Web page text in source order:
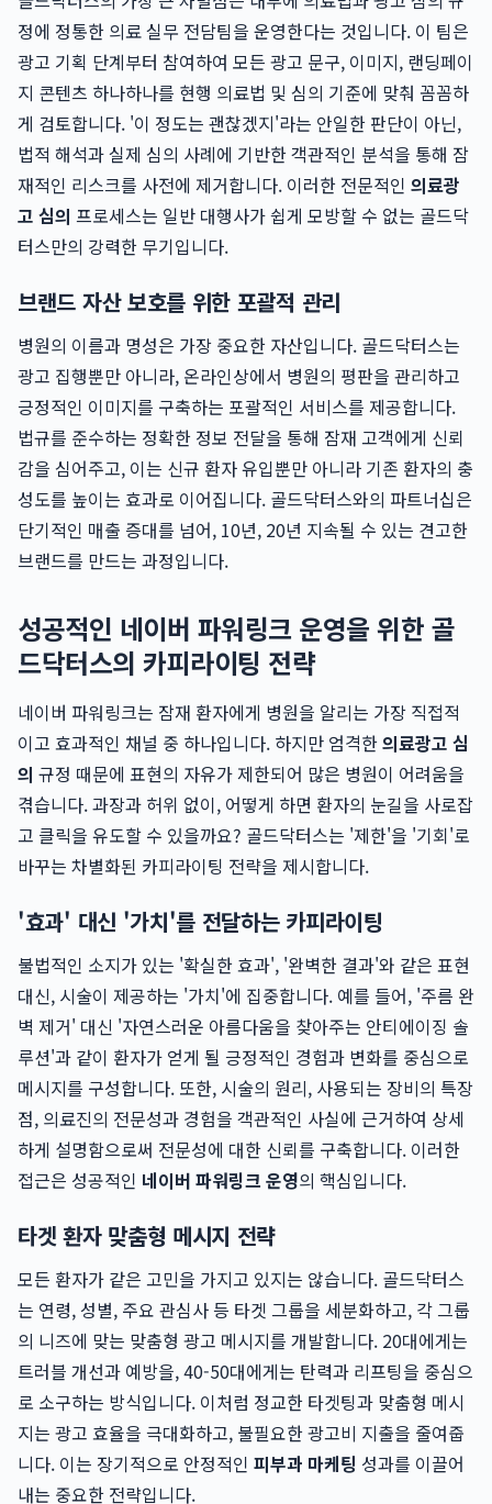
정에 정통한 의료 실무 전담팀을 운영한다는 것입니다. 이 팀은
광고 기획 단계부터 참여하여 모든 광고 문구, 이미지, 랜딩페이
지 콘텐츠 하나하나를 현행 의료법 및 심의 기준에 맞춰 꼼꼼하
게 검토합니다. '이 정도는 괜찮겠지'라는 안일한 판단이 아닌,
법적 해석과 실제 심의 사례에 기반한 객관적인 분석을 통해 잠
재적인 리스크를 사전에 제거합니다. 이러한 전문적인 의료광
고 심의 프로세스는 일반 대행사가 쉽게 모방할 수 없는 골드닥
터스만의 강력한 무기입니다.
브랜드 자산 보호를 위한 포괄적 관리
병원의 이름과 명성은 가장 중요한 자산입니다. 골드닥터스는
광고 집행뿐만 아니라, 온라인상에서 병원의 평판을 관리하고
긍정적인 이미지를 구축하는 포괄적인 서비스를 제공합니다.
법규를 준수하는 정확한 정보 전달을 통해 잠재 고객에게 신뢰
감을 심어주고, 이는 신규 환자 유입뿐만 아니라 기존 환자의 충
성도를 높이는 효과로 이어집니다. 골드닥터스와의 파트너십은
단기적인 매출 증대를 넘어, 10년, 20년 지속될 수 있는 견고한
브랜드를 만드는 과정입니다.
성공적인 네이버 파워링크 운영을 위한 골
드닥터스의 카피라이팅 전략
네이버 파워링크는 잠재 환자에게 병원을 알리는 가장 직접적
이고 효과적인 채널 중 하나입니다. 하지만 엄격한의료광고 심
의 규정 때문에 표현의 자유가 제한되어 많은 병원이 어려움을
겪습니다. 과장과 허위 없이, 어떻게 하면 환자의 눈길을 사로잡
고 클릭을 유도할 수 있을까요? 골드닥터스는 '제한'을 '기회'로
바꾸는 차별화된 카피라이팅 전략을 제시합니다.
'효과' 대신 '가치'를 전달하는 카피라이팅
불법적인 소지가 있는 '확실한 효과', '완벽한 결과'와 같은 표현
대신, 시술이 제공하는 '가치'에 집중합니다. 예를 들어, '주름 완
벽 제거' 대신 '자연스러운 아름다움을 찾아주는 안티에이징 솔
루션'과 같이 환자가 얻게 될 긍정적인 경험과 변화를 중심으로
메시지를 구성합니다. 또한, 시술의 원리, 사용되는 장비의 특장
점, 의료진의 전문성과 경험을 객관적인 사실에 근거하여 상세
하게 설명함으로써 전문성에 대한 신뢰를 구축합니다. 이러한
접근은 성공적인 네이버 파워링크 운영의 핵심입니다.
타겟 환자 맞춤형 메시지 전략
모든 환자가 같은 고민을 가지고 있지는 않습니다. 골드닥터스
는 연령, 성별, 주요 관심사 등 타겟 그룹을 세분화하고, 각 그룹
의 니즈에 맞는 맞춤형 광고 메시지를 개발합니다. 20대에게는
트러블 개선과 예방을, 40-50대에게는 탄력과 리프팅을 중심으
로 소구하는 방식입니다. 이처럼 정교한 타겟팅과 맞춤형 메시
지는 광고 효율을 극대화하고, 불필요한 광고비 지출을 줄여줍
니다. 이는 장기적으로 안정적인 피부과 마케팅 성과를 이끌어
내는 중요한 전략입니다.